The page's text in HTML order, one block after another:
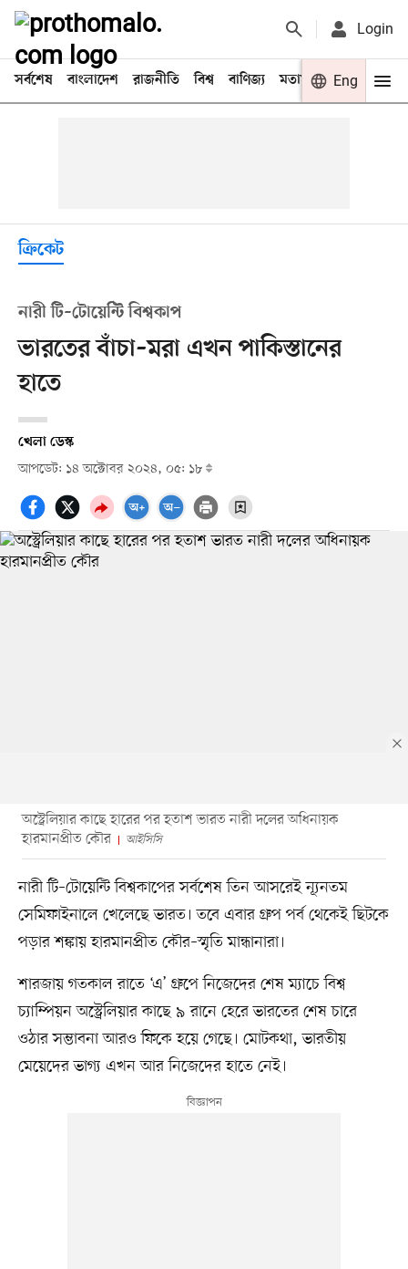
Login
সর্বশেষ বাংলাদেশ রাজনীতি বিশ্ব বাণিজ্য মতামত খেলা
Eng
ক্রিকেট
নারী টি–টোয়েন্টি বিশ্বকাপ
ভারতের বাঁচা–মরা এখন পাকিস্তানের
হাতে
খেলা ডেস্ক
আপডেট: ১৪ অক্টোবর ২০২৪, ০৫: ১৮
অস্ট্রেলিয়ার কাছে হারের পর হতাশ ভারত নারী দলের অধিনায়ক
হারমানপ্রীত কৌর
আইসিসি
নারী টি–টোয়েন্টি বিশ্বকাপের সর্বশেষ তিন আসরেই ন্যূনতম
সেমিফাইনালে খেলেছে ভারত। তবে এবার গ্রুপ পর্ব থেকেই ছিটকে
পড়ার শঙ্কায় হারমানপ্রীত কৌর–স্মৃতি মান্ধানারা।
শারজায় গতকাল রাতে ‘এ’ গ্রুপে নিজেদের শেষ ম্যাচে বিশ্ব
চ্যাম্পিয়ন অস্ট্রেলিয়ার কাছে ৯ রানে হেরে ভারতের শেষ চারে
ওঠার সম্ভাবনা আরও ফিকে হয়ে গেছে। মোটকথা, ভারতীয়
মেয়েদের ভাগ্য এখন আর নিজেদের হাতে নেই।